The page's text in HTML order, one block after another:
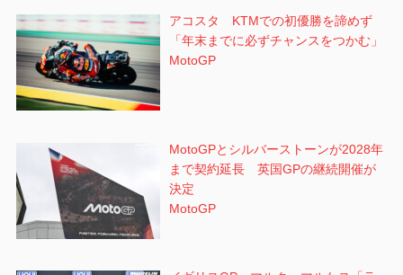
アコスタ KTMでの初優勝を諦めず
「年末までに必ずチャンスをつかむ」
MotoGP
MotoGPとシルバーストーンが2028年
まで契約延長 英国GPの継続開催が
決定
MotoGP